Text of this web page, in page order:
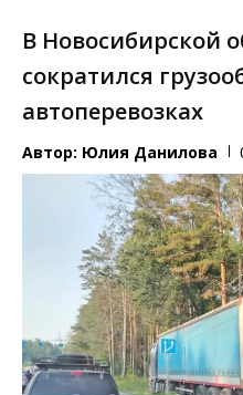
В Новосибирской
сократился
автоперевозках
Автор: Юлия Данилова